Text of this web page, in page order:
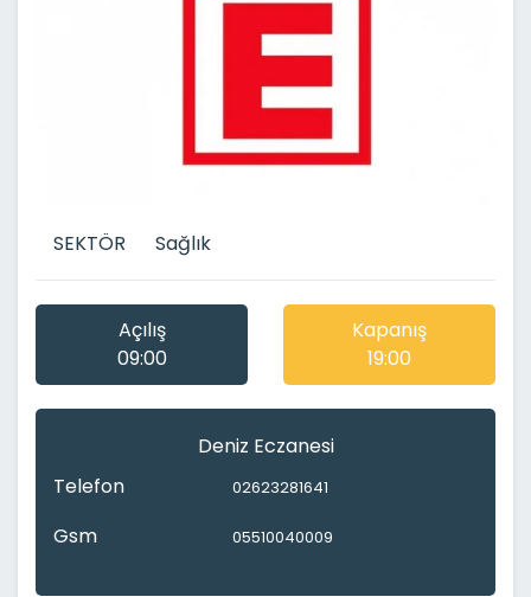
SEKTÖR Sağlık
Açılış
09:00
Kapanış
19:00
Deniz Eczanesi
Telefon
02623281641
Gsm 05510040009